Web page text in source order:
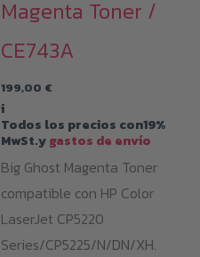
Magenta Toner /
CE743A
199,00 €
i
Todos los precios con19%
MwSt.ygastos de envío
Big Ghost Magenta Toner
compatible con HP Color
LaserJet CP5220
Series/CP5225/N/DN/XH.